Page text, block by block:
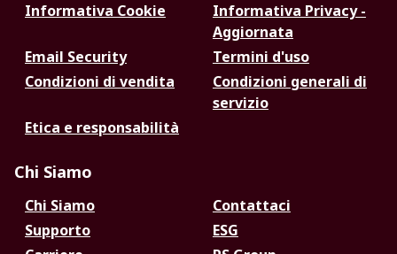
Informativa Cookie
Informativa Privacy -
Aggiornata
Email Security
Termini d'uso
Condizioni di vendita
Condizioni generali di
servizio
Etica e responsabilità
Chi Siamo
Chi Siamo
Contattaci
Supporto
ESG